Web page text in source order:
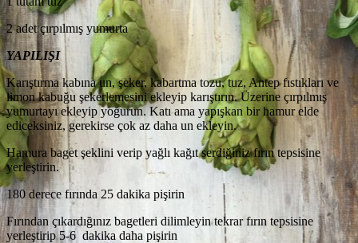
2 adet çırpılmış yumurta
YAPILIŞI
Karıştırma kabına un, şeker, kabartma tozu, tuz, Antep fıstıkları ve
limon kabuğu şekerlemesini ekleyip karıştırın. Üzerine çırpılmış
yumurtayı ekleyip yoğurun. Katı ama yapışkan bir hamur elde
ediceksiniz, gerekirse çok az daha un ekleyin.
Hamura baget şeklini verip yağlı kağıt serdiğiniz fırın tepsisine
yerleştirin.
180 derece fırında 25 dakika pişirin
Fırından çıkardığınız bagetleri dilimleyin tekrar fırın tepsisine
yerleştirip 5-6 dakika daha pişirin